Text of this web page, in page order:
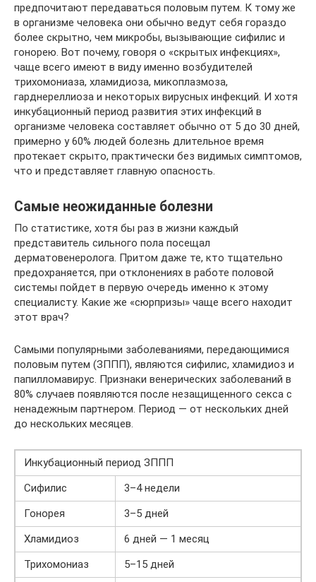
предпочитают передаваться половым путем. К тому же
в организме человека они обычно ведут себя гораздо
более скрытно, чем микробы, вызывающие сифилис и
гонорею. Вот почему, говоря о «скрытых инфекциях»,
чаще всего имеют в виду именно возбудителей
трихомониаза, хламидиоза, микоплазмоза,
гарднереллиоза и некоторых вирусных инфекций. И хотя
инкубационный период развития этих инфекций в
организме человека составляет обычно от 5 до 30 дней,
примерно у 60% людей болезнь длительное время
протекает скрыто, практически без видимых симптомов,
что и представляет главную опасность.
Самые неожиданные болезни
По статистике, хотя бы раз в жизни каждый
представитель сильного пола посещал
дерматовенеролога. Притом даже те, кто тщательно
предохраняется, при отклонениях в работе половой
системы пойдет в первую очередь именно к этому
специалисту. Какие же «сюрпризы» чаще всего находит
этот врач?
Самыми популярными заболеваниями, передающимися
половым путем (ЗППП), являются сифилис, хламидиоз и
папилломавирус. Признаки венерических заболеваний в
80% случаев появляются после незащищенного секса с
ненадежным партнером. Период — от нескольких дней
до нескольких месяцев.
Инкубационный период ЗППП
Сифилис
3–4 недели
Гонорея
3–5 дней
Хламидиоз
6 дней — 1 месяц
Трихомониаз
5–15 дней